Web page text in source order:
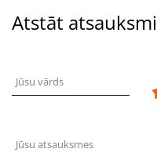
Atstāt atsauksmi
Jūsu vārds
Jūsu atsauksmes